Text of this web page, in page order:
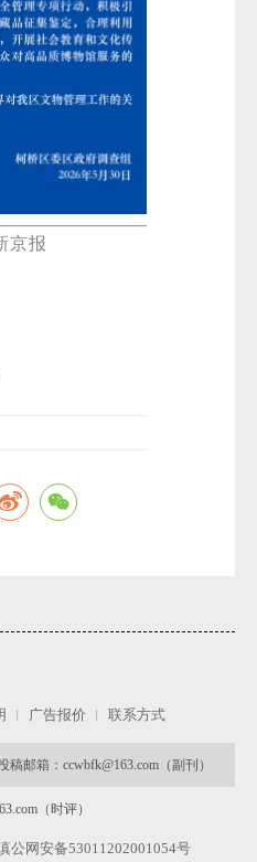
京报
广告报价 联系方式
邮箱：ccwbfk@163.com（副刊）
（时评）
公网安备53011202001054号